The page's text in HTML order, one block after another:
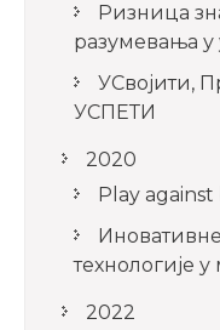
Ризница
разумевања
УСвојити,
УСПЕТИ
2020
Play
технологије
2022